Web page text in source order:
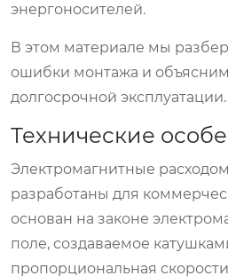
энергоносителей.
В этом материале мы
ошибки монтажа и
долгосрочной эксплуатации.
Технические
Электромагнитные
разработаны для
основан на законе
поле, создаваемое
пропорциональная